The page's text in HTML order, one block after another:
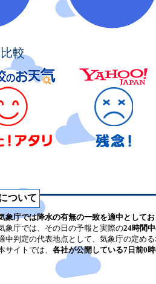
較
ついて
象庁では降水の有無の一致を適中としてお
象庁では、その日の予報と実際の24時間
中判定の代表地点として、気象庁の定める
サイトでは、 各社が公開している7日前0